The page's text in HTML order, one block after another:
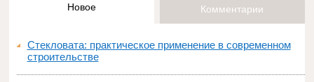
Новое Комментарии
Стекловата: практическое применение в современном
строительстве